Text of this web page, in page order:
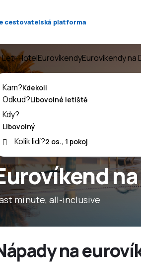
cestovatelská platforma
Let+HotelEurovíkendyEurovíkendy na
minute, all-inclusive
Kam?
Odkud?
Kdy?
Kolik lidí?
na